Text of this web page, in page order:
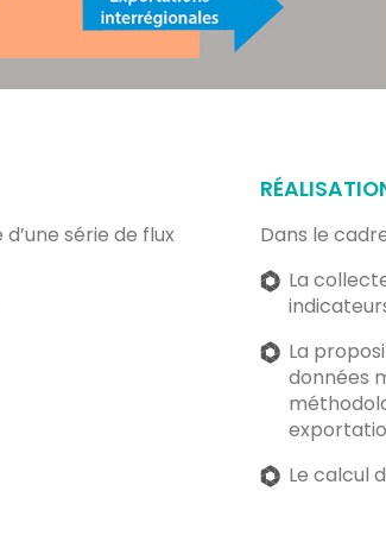
série de flux
Dans le
La
La
données
Le calcul